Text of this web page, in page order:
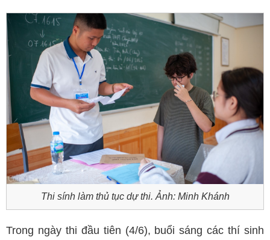
Thi sính làm thủ tục dự thi. Ảnh: Minh Khánh
Trong ngày thi đầu tiên (4/6), buổi sáng các thí sinh